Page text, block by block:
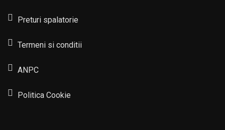
Preturi spalatorie
Termeni si conditii
ANPC
Politica Cookie